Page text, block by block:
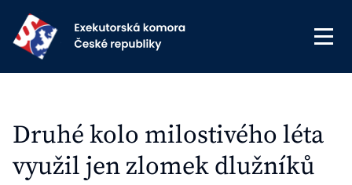
Druhé kolo milostivého léta
využil jen zlomek dlužníků